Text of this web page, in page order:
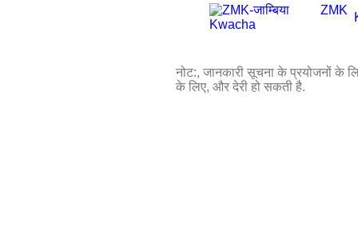
ZMK
नोट:, जानकारी सूचना के प्रयोजनों के
के लिए, और देरी हो सकती है.